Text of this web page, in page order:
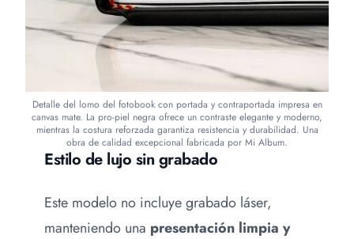
Estilo de lujo sin grabado
Este modelo no incluye grabado láser,
manteniendo una presentación limpia y
Detalle del lomo del fotobook con portada y contraportada impresa en
canvas mate. La pro-piel negra ofrece un contraste elegante y moderno,
mientras la costura reforzada garantiza resistencia y durabilidad. Una
obra de calidad excepcional fabricada por Mi Album.